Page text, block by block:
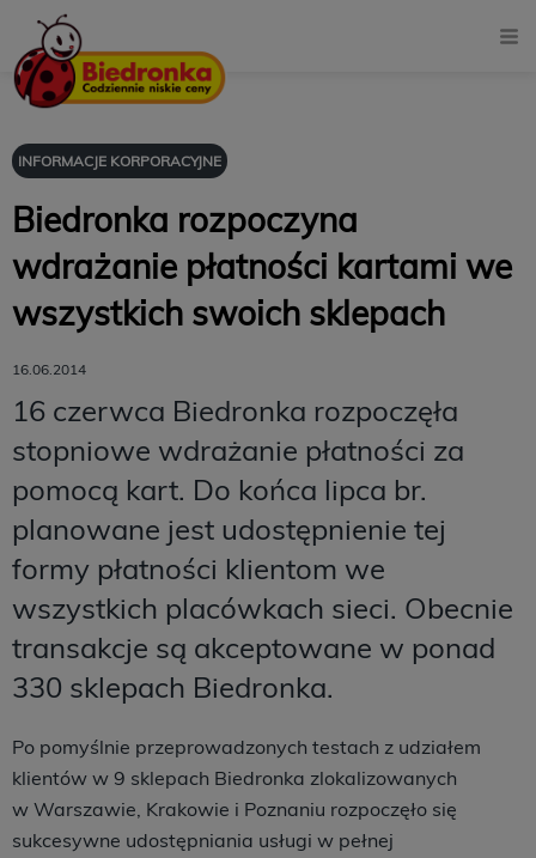
INFORMACJE KORPORACYJNE
Biedronka rozpoczyna
wdrażanie płatności kartami we
wszystkich swoich sklepach
16.06.2014
16 czerwca Biedronka rozpoczęła
stopniowe wdrażanie płatności za
pomocą kart. Do końca lipca br.
planowane jest udostępnienie tej
formy płatności klientom we
wszystkich placówkach sieci. Obecnie
transakcje są akceptowane w ponad
330 sklepach Biedronka.
Po pomyślnie przeprowadzonych testach z udziałem
klientów w 9 sklepach Biedronka zlokalizowanych
w Warszawie, Krakowie i Poznaniu rozpoczęło się
sukcesywne udostępniania usługi w pełnej